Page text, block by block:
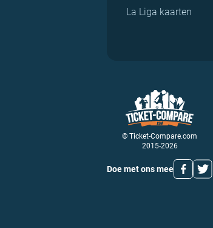
La Liga kaarten
© Ticket-Compare.com
2015-2026
Doe met ons mee